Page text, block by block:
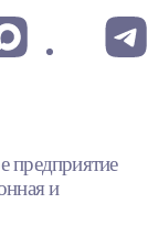
предприятие
и